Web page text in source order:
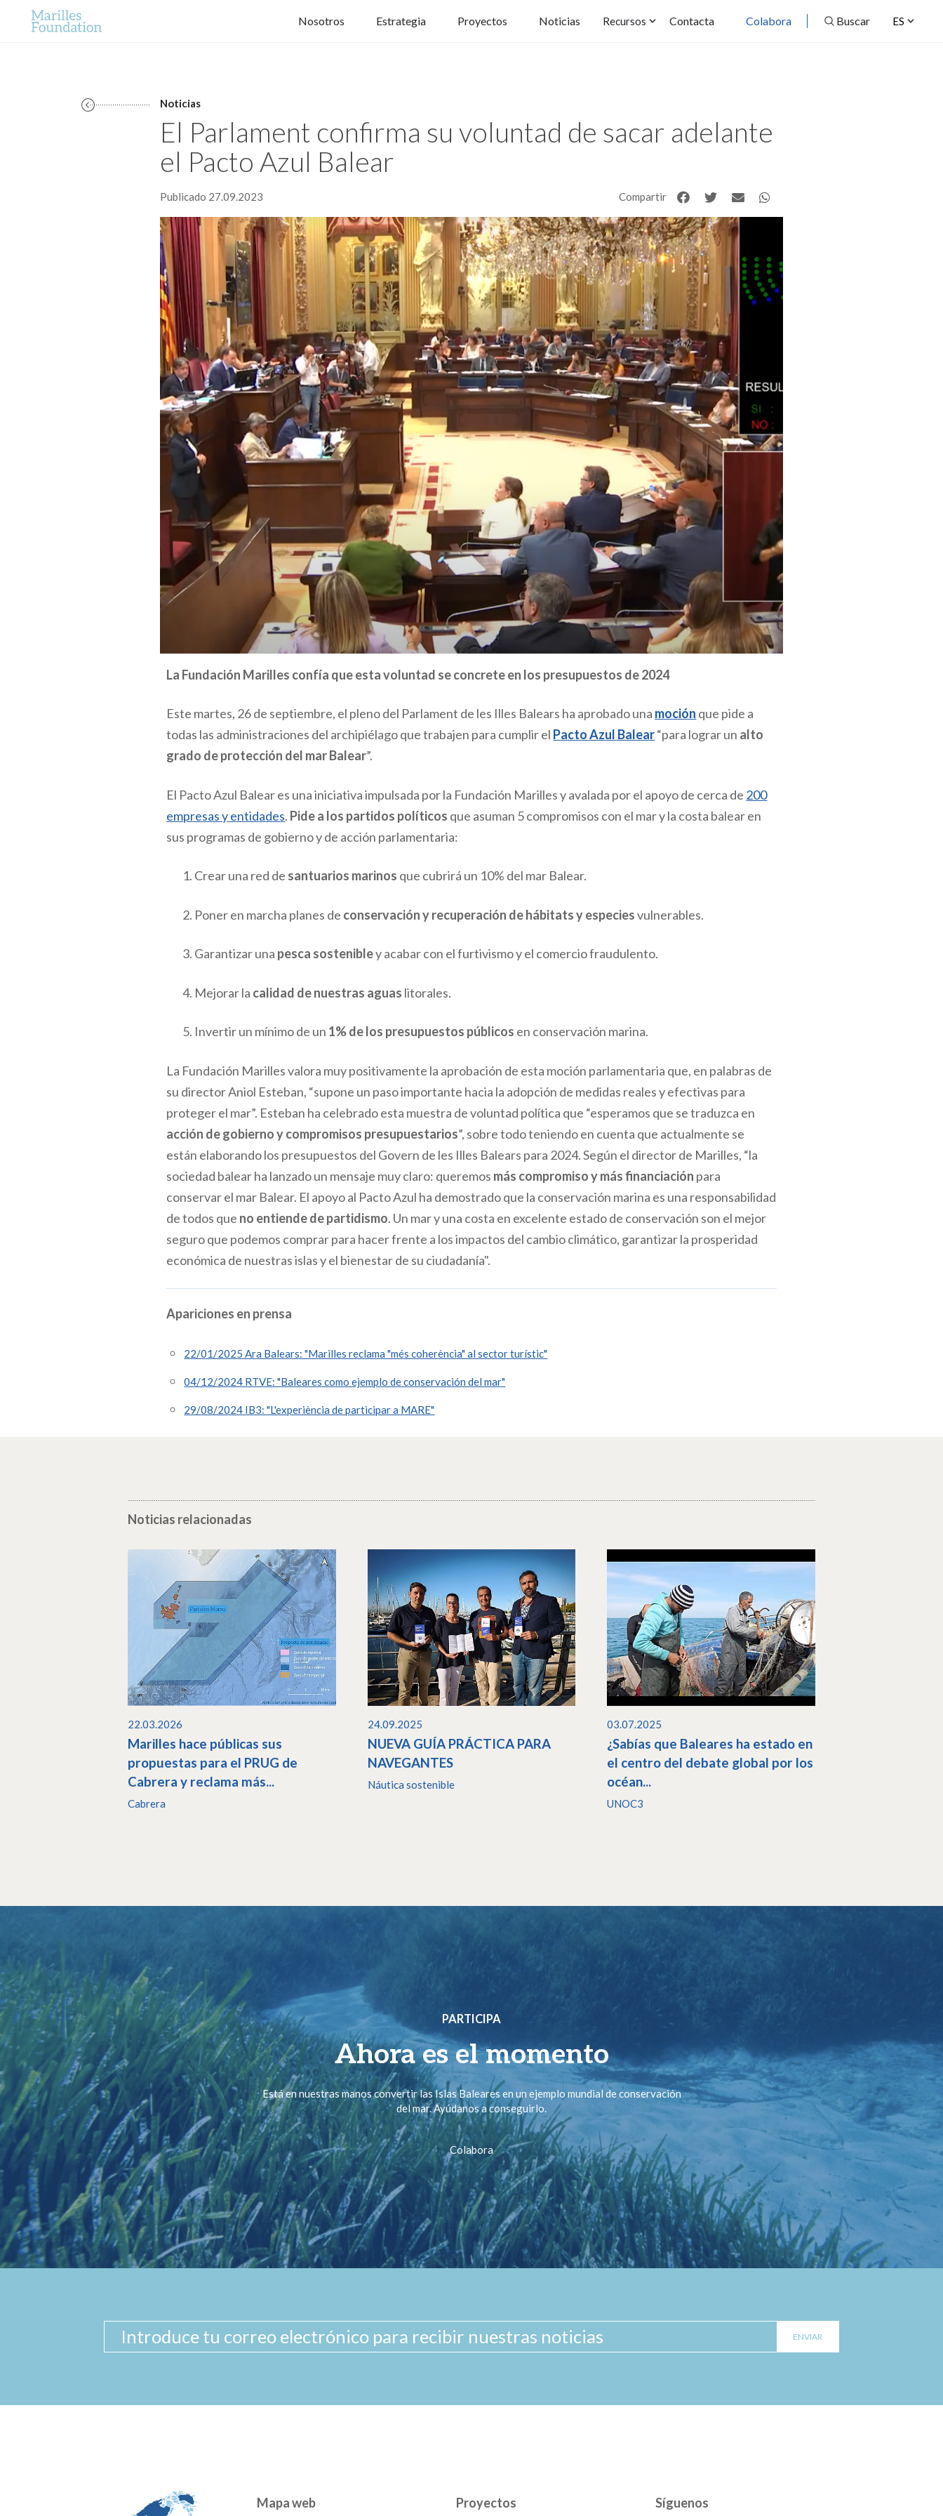
ES
Nosotros Estrategia Proyectos Noticias Recursos Contacta Colabora Buscar
Noticias
El Parlament confirma su voluntad de sacar adelante
el Pacto Azul Balear
Publicado 27.09.2023 Compartir
La Fundación Marilles confía que esta voluntad se concrete en los presupuestos de 2024
Este martes, 26 de septiembre, el pleno del Parlament de les Illes Balears ha aprobado una moción que pide a
todas las administraciones del archipiélago que trabajen para cumplir el Pacto Azul Balear“para lograr un alto
grado de protección del mar Balear”.
El Pacto Azul Balear es una iniciativa impulsada por la Fundación Marilles y avalada por el apoyo de cerca de 200
empresas y entidades. Pide a los partidos políticos que asuman 5 compromisos con el mar y la costa balear en
sus programas de gobierno y de acción parlamentaria:
Crear una red de santuarios marinos que cubrirá un 10% del mar Balear.
Poner en marcha planes de conservación y recuperación de hábitats y especiesvulnerables.
Garantizar una pesca sostenibley acabar con el furtivismo y el comercio fraudulento.
Mejorar la calidad de nuestras aguas litorales.
Invertir un mínimo de un 1% de los presupuestos públicos en conservación marina.
La Fundación Marilles valora muy positivamente la aprobación de esta moción parlamentaria que, en palabras de
su director Aniol Esteban, “supone un paso importante hacia la adopción de medidas reales y efectivas para
proteger el mar”. Esteban ha celebrado esta muestra de voluntad política que “esperamos que se traduzca en
acción de gobierno y compromisos presupuestarios”, sobre todo teniendo en cuenta que actualmente se
están elaborando los presupuestos del Govern de les Illes Balears para 2024. Según el director de Marilles, “la
sociedad balear ha lanzado un mensaje muy claro: queremos más compromiso y más financiación para
conservar el mar Balear. El apoyo al Pacto Azul ha demostrado que la conservación marina es una responsabilidad
de todos que no entiende de partidismo. Un mar y una costa en excelente estado de conservación son el mejor
seguro que podemos comprar para hacer frente a los impactos del cambio climático, garantizar la prosperidad
económica de nuestras islas y el bienestar de su ciudadanía".
Apariciones en prensa
22/01/2025 Ara Balears: "Marilles reclama "més coherència" al sector turístic"
04/12/2024 RTVE: "Baleares como ejemplo de conservación del mar"
29/08/2024 IB3: "L'experiència de participar a MARE"
Noticias relacionadas
22.03.2026
Marilles hace públicas sus
propuestas para el PRUG de
Cabrera y reclama más...
Cabrera
24.09.2025
NUEVA GUÍA PRÁCTICA PARA
NAVEGANTES
Náutica sostenible
03.07.2025
¿Sabías que Baleares ha estado en
el centro del debate global por los
océan...
UNOC3
PARTICIPA
Ahora es el momento
Está en nuestras manos convertir las Islas Baleares en un ejemplo mundial de conservación
del mar. Ayúdanos a conseguirlo.
Colabora
Mapa web Proyectos Síguenos